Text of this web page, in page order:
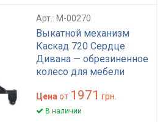
Арт.: M-00270
Выкатной механизм
Каскад 720 Сердце
Дивана — обрезиненное
колесо для мебели
Цена от 1971 грн.
В наличии